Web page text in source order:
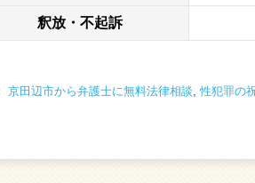
釈放・不起訴
京田辺市から弁護士に無料法律相談 ,性犯罪の